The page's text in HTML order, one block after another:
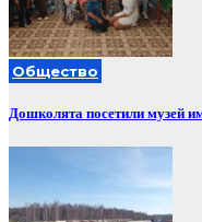
Общество
Дошколята посетили музей